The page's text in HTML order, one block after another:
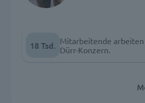
18 Tsd. Mitarbeitende
Dürr-Konzern.